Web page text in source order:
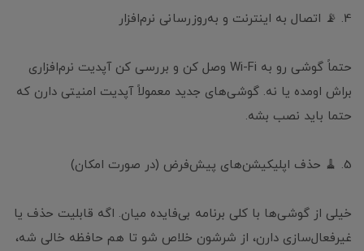
4. 📡 اتصال به اینترنت و به‌روزرسانی نرم‌افزار
حتماً گوشی رو به Wi-Fi وصل کن و بررسی کن آپدیت نرم‌افزاری
براش اومده یا نه. گوشی‌های جدید معمولاً آپدیت امنیتی دارن که
حتما باید نصب بشه.
5. 🧹 حذف اپلیکیشن‌های پیش‌فرض (در صورت امکان)
خیلی از گوشی‌ها با کلی برنامه بی‌فایده میان. اگه قابلیت حذف یا
غیرفعال‌سازی دارن، از شرشون خلاص شو تا هم حافظه خالی شه،